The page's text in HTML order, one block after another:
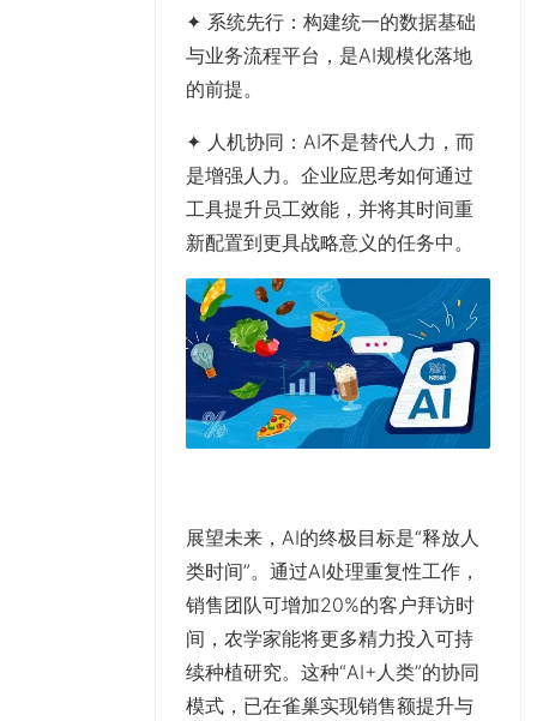
✦ 系统先行：构建统一的数据基础
与业务流程平台，是AI规模化落地
的前提。
✦ 人机协同：AI不是替代人力，而
是增强人力。企业应思考如何通过
工具提升员工效能，并将其时间重
新配置到更具战略意义的任务中。
展望未来，AI的终极目标是“释放人
类时间”。通过AI处理重复性工作，
销售团队可增加20%的客户拜访时
间，农学家能将更多精力投入可持
续种植研究。这种“AI+人类”的协同
模式，已在雀巢实现销售额提升与